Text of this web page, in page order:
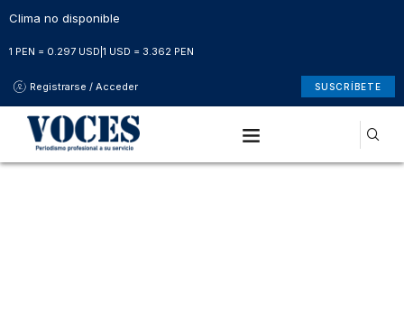
Clima no disponible
1 PEN = 0.297 USD 1 USD = 3.362 PEN
Registrarse / Acceder SUSCRÍBETE